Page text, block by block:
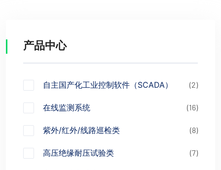
产品中心
自主国产化工业控制软件（SCADA） (2)
在线监测系统 (16)
紫外/红外/线路巡检类 (8)
高压绝缘耐压试验类 (7)